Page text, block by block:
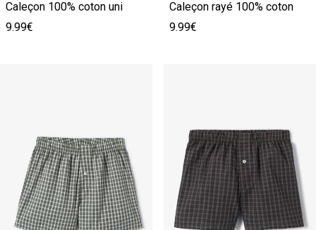
Caleçon 100% coton uni
9.99€
Caleçon rayé 100% coton
9.99€